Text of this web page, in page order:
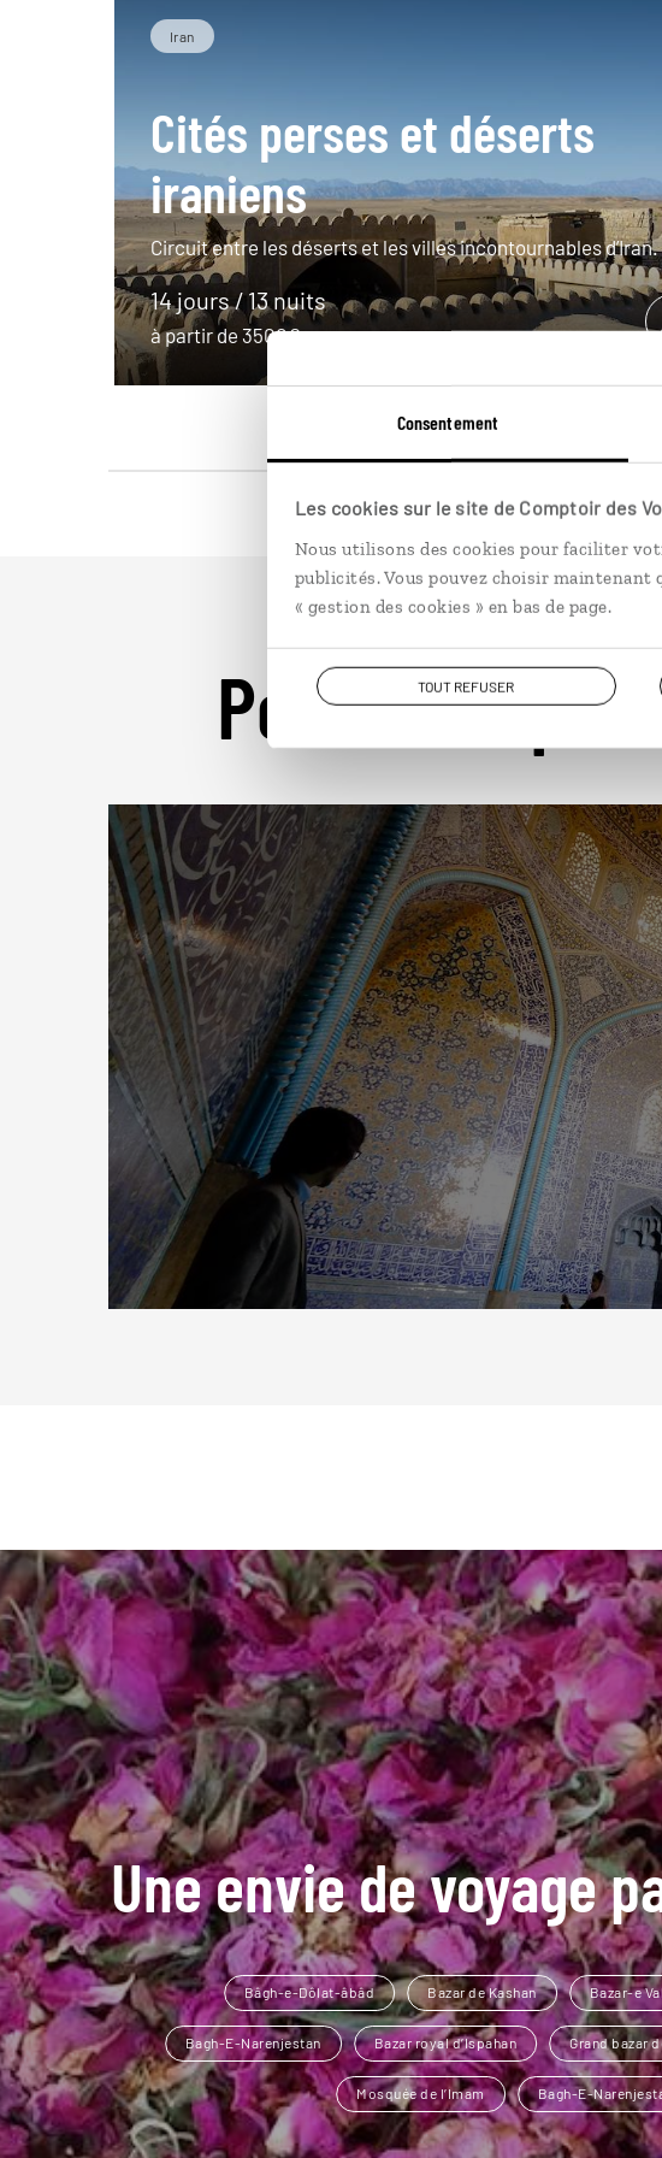
Consentement
Les cookies sur le site de Comptoir des
Nous utilisons des cookies pour faciliter
publicités. Vous pouvez choisir maintenant
« gestion des cookies » en bas de page.
TOUT REFUSER
Iran
Cités perses et déserts
iraniens
Circuit entre les déserts et les villes incontournables d’Iran.
14 jours / 13 nuits
à partir de 3500€
Pour aller
Une envie de voyage
Bâgh-e-Dôlat-âbâd Bazar de Kashan Bazar-e
Bagh-E-Narenjestan Bazar royal d’Ispahan Grand bazar
Mosquée de l’Imam Bagh-E-